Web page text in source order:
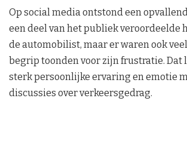
Op social media ontstond een
een deel van het publiek veroordeelde
de automobilist, maar er waren ook
begrip toonden voor zijn frustratie. Dat
sterk persoonlijke ervaring en emotie
discussies over verkeersgedrag.